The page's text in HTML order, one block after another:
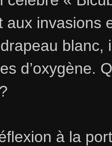
aux invasions
blanc,
d’oxygène.
à la